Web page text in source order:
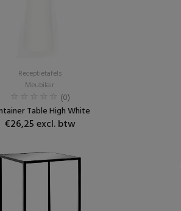
Receptietafels
Meubilair
(0)
Table High White
€26,25 excl. btw